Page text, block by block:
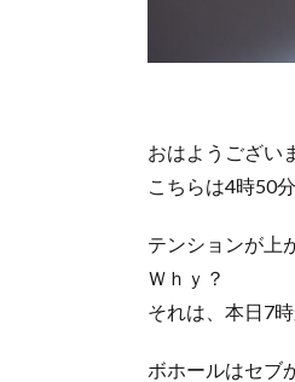
おはようござい
こちらは4時50分
テンションが上
Ｗｈｙ？
それは、本日7
ボホールはセブ